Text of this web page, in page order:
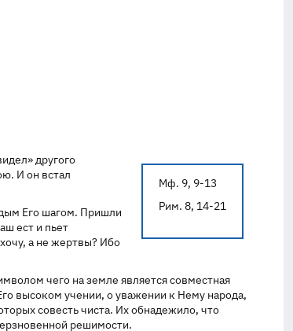
Мф. 9, 9-13
Рим. 8, 14-21
другого
И он встал
Его шагом. Пришли
ест и пьет
а не жертвы? Ибо
чего на земле является совместная
высоком учении, о уважении к Нему народа,
совесть чиста. Их обнадежило, что
решимости.